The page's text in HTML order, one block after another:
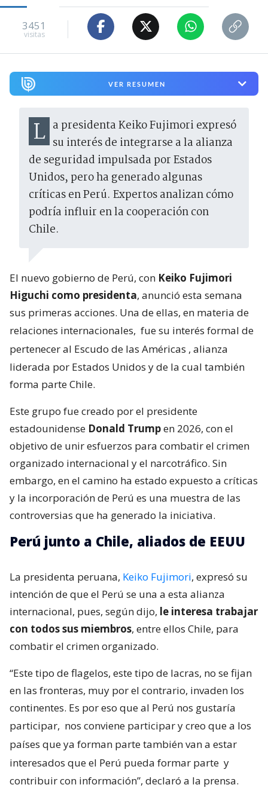
3451
visitas
VER RESUMEN
La presidenta Keiko Fujimori expresó su interés de integrarse a la alianza
de seguridad impulsada por Estados
Unidos, pero ha generado algunas
críticas en Perú. Expertos analizan cómo
podría influir en la cooperación con
Chile.
El nuevo gobierno de Perú, con Keiko Fujimori
Higuchi como presidenta, anunció esta semana
sus primeras acciones. Una de ellas, en materia de
relaciones internacionales, fue su interés formal de
pertenecer al Escudo de las Américas , alianza
liderada por Estados Unidos y de la cual también
forma parte Chile.
Este grupo fue creado por el presidente
estadounidense Donald Trumpen 2026, con el
objetivo de unir esfuerzos para combatir el crimen
organizado internacional y el narcotráfico. Sin
embargo, en el camino ha estado expuesto a críticas
y la incorporación de Perú es una muestra de las
controversias que ha generado la iniciativa.
Perú junto a Chile, aliados de EEUU
La presidenta peruana, Keiko Fujimori, expresó su
intención de que el Perú se una a esta alianza
internacional, pues, según dijo, le interesa trabajar
con todos sus miembros, entre ellos Chile, para
combatir el crimen organizado.
“Este tipo de flagelos, este tipo de lacras, no se fijan
en las fronteras, muy por el contrario, invaden los
continentes. Es por eso que al Perú nos gustaría
participar, nos conviene participar y creo que a los
países que ya forman parte también van a estar
interesados que el Perú pueda formar parte y
contribuir con información”, declaró a la prensa.